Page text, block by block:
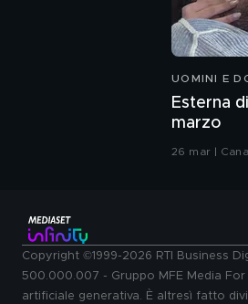
UOMINI E
Esterna
marzo
26 mar |
Copyright ©1999-2026 RTI Business
500.000.007 - Gruppo MFE Media
artificiale generativa. È altresì fatto